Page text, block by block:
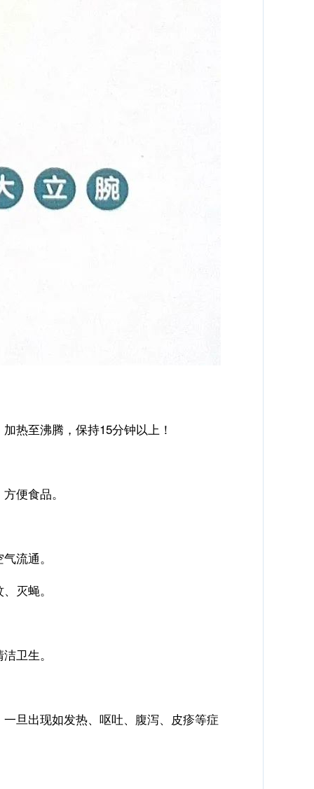
热至沸腾，保持15分钟以上！
便食品。
流通。
灭蝇。
卫生。
旦出现如发热、呕吐、腹泻、皮疹等症